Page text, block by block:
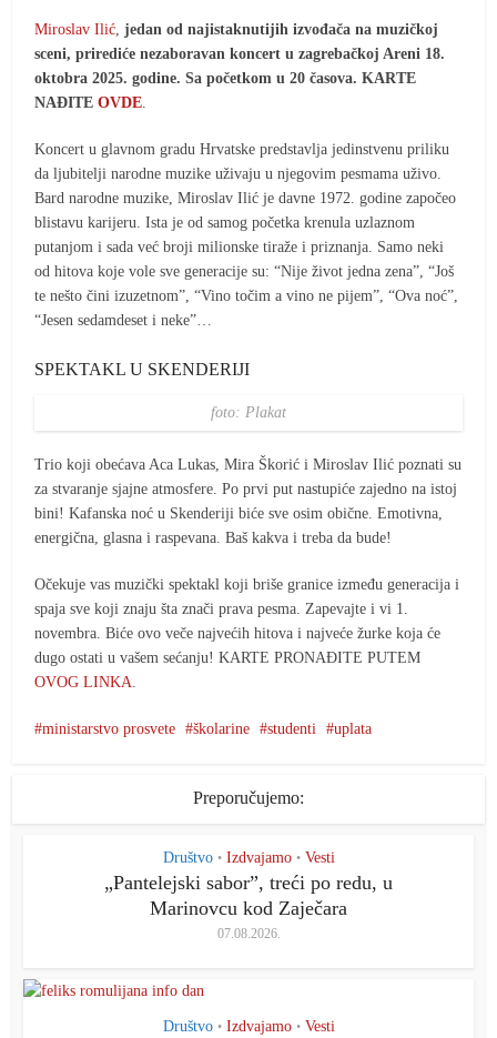
Miroslav Ilić jedan od najistaknutijih izvođača na muzičkoj
sceni, prirediće nezaboravan koncert u zagrebačkoj Areni 18.
oktobra 2025. godine. Sa početkom u 20 časova. KARTE
NAĐITE OVDE
Koncert u glavnom gradu Hrvatske predstavlja jedinstvenu priliku
da ljubitelji narodne muzike uživaju u njegovim pesmama uživo.
Bard narodne muzike, Miroslav Ilić je davne 1972. godine započeo
blistavu karijeru. Ista je od samog početka krenula uzlaznom
putanjom i sada već broji milionske tiraže i priznanja. Samo neki
od hitova koje vole sve generacije su: “Nije život jedna zena”, “Još
te nešto čini izuzetnom”, “Vino točim a vino ne pijem”, “Ova noć”,
“Jesen sedamdeset i neke”…
SPEKTAKL U SKENDERIJI
foto: Plakat
Trio koji obećava Aca Lukas, Mira Škorić i Miroslav Ilić poznati su
za stvaranje sjajne atmosfere. Po prvi put nastupiće zajedno na istoj
bini! Kafanska noć u Skenderiji biće sve osim obične. Emotivna,
energična, glasna i raspevana. Baš kakva i treba da bude!
Očekuje vas muzički spektakl koji briše granice između generacija i
spaja sve koji znaju šta znači prava pesma. Zapevajte i vi 1.
novembra. Biće ovo veče najvećih hitova i najveće žurke koja će
dugo ostati u vašem sećanju! KARTE PRONAĐITE PUTEM
OVOG LINKA
ministarstvo prosvete školarine studenti uplata
Preporučujemo:
Društvo • Izdvajamo • Vesti
„Pantelejski saborˮ, treći po redu, u
Marinovcu kod Zaječara
07.08.2026.
Društvo • Izdvajamo • Vesti